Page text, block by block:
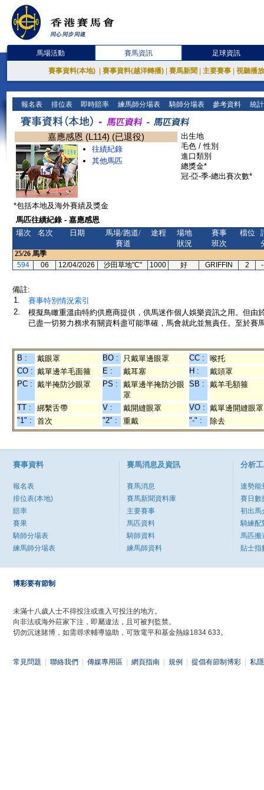
馬場活動 賽馬資訊 足球資訊
賽事資料(本地) 賽事資料(越洋轉播) 賽馬新聞 主要賽事 視聽播
報名表 排位表 即時賠率 練馬師分場表 騎師分場表 參考資料 統
嘉應感恩 (L114) (已退役)
往績紀錄
其他馬匹
出生地
毛色 / 性別
進口類別
總獎金*
冠-亞-季-總出賽次數*
*包括本地及海外賽績及獎金
馬匹往績紀錄 - 嘉應感恩
場次
名次 日期
馬場/跑道/
賽道
途程
場地
狀況
賽事
班次
檔位
25/26 馬季
594
06 12/04/2026 沙田草地"C" 1000 好 GRIFFIN 2
備註:
1.
賽事特別情況索引
2.
模擬鳥瞰重溫由特約供應商提供，供馬迷作個人娛樂資訊之用。但
已盡一切努力務求有關資料盡可能準確，馬會就此並無責任。至於賽
B : 戴眼罩 BO : 只戴單邊眼罩 CC :
喉托
CO : 戴單邊羊毛面箍 E : 戴耳塞 H :
戴頭罩
PC : 戴半掩防沙眼罩 PS :
戴單邊半掩防沙眼
罩
SB : 戴羊毛額箍
TT : 綁繫舌帶 V : 戴開縫眼罩 VO : 戴單邊開縫眼罩
"1" :
首次 "2" : 重戴 "-" : 除去
賽事資料
報名表
排位表(本地)
賠率
賽果
騎師分場表
練馬師分場表
賽馬消息及資訊
賽馬消息
賽馬新聞資料庫
主要賽事
馬匹資料
騎師資料
練馬師資料
分析
速勢能
賽日數
初出馬
騎練配
馬匹搬
貼士指
博彩要有節制
未滿十八歲人士不得投注或進入可投注的地方。
向非法或海外莊家下注，即屬違法，且可被判監禁。
切勿沉迷賭博，如需尋求輔導協助，可致電平和基金熱線1834 633。
常見問題 聯絡我們 傳媒專用區 網頁指南 規例 提倡有節制博彩 私